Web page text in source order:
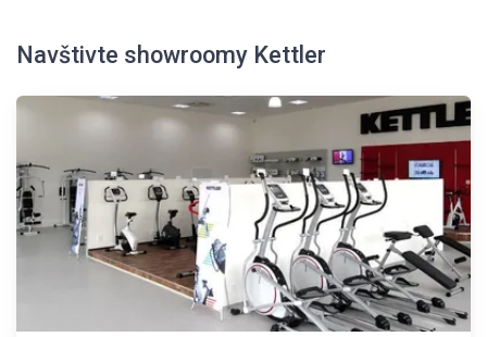
Navštivte showroomy Kettler